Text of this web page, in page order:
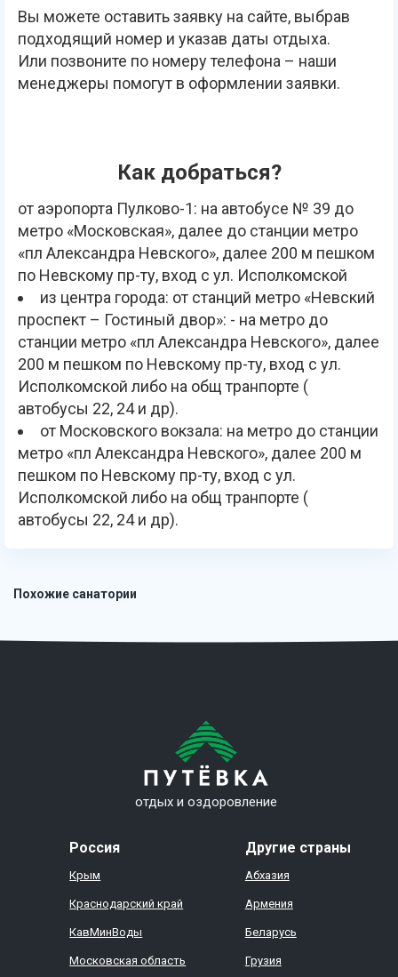
Вы можете оставить заявку на сайте, выбрав
подходящий номер и указав даты отдыха.
Или позвоните по номеру телефона – наши
менеджеры помогут в оформлении заявки.
Как добраться?
от аэропорта Пулково-1: на автобусе № 39 до
метро «Московская», далее до станции метро
«пл Александра Невского», далее 200 м пешком
по Невскому пр-ту, вход с ул. Исполкомской
из центра города: от станций метро «Невский
проспект – Гостиный двор»: - на метро до
станции метро «пл Александра Невского», далее
200 м пешком по Невскому пр-ту, вход с ул.
Исполкомской либо на общ транпорте (
автобусы 22, 24 и др).
от Московского вокзала: на метро до станции
метро «пл Александра Невского», далее 200 м
пешком по Невскому пр-ту, вход с ул.
Исполкомской либо на общ транпорте (
автобусы 22, 24 и др).
Похожие санатории
отдых и оздоровление
Россия
Крым
Краснодарский край
КавМинВоды
Московская область
Другие страны
Абхазия
Армения
Беларусь
Грузия